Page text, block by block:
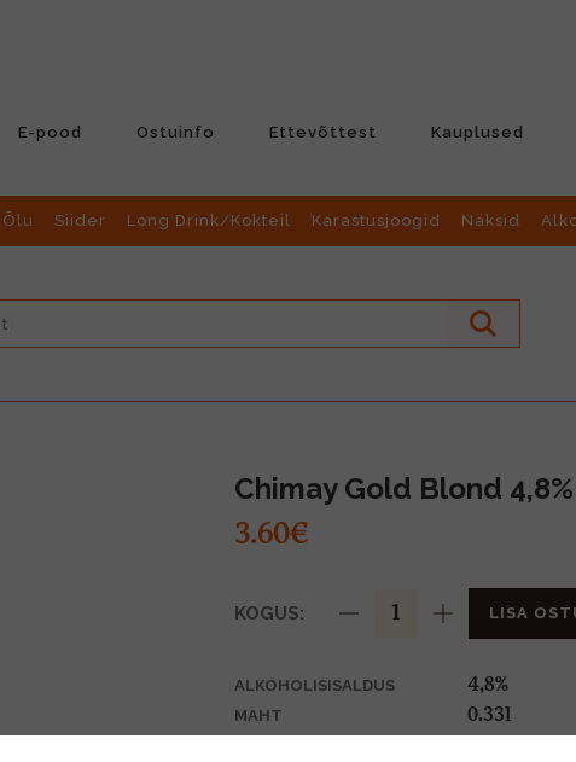
E-pood Ostuinfo Ettevõttest Kauplused
Õlu Siider Long Drink/Kokteil Karastusjoogid Näksid
Chimay Gold Blond
3.60€
KOGUS: LISA
ALKOHOLISISALDUS 4,8%
MAHT 0.33l